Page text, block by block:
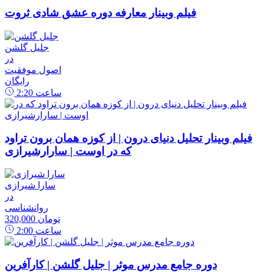
فیلم وبینار معارفه دوره عشق شادی ثروت
جلیل گلشن
در
اصول موفقیت
رایگان
2:20 ساعت
فیلم وبینار تحلیل دنیای درون | از کوزه همان برون تراود
که در اوست | سارارشیرازی
سارا شیرازی
در
روانشناسی
320,000 تومان
2:00 ساعت
دوره جامع مدرس موثر | جلیل گلشن | کارآفرین